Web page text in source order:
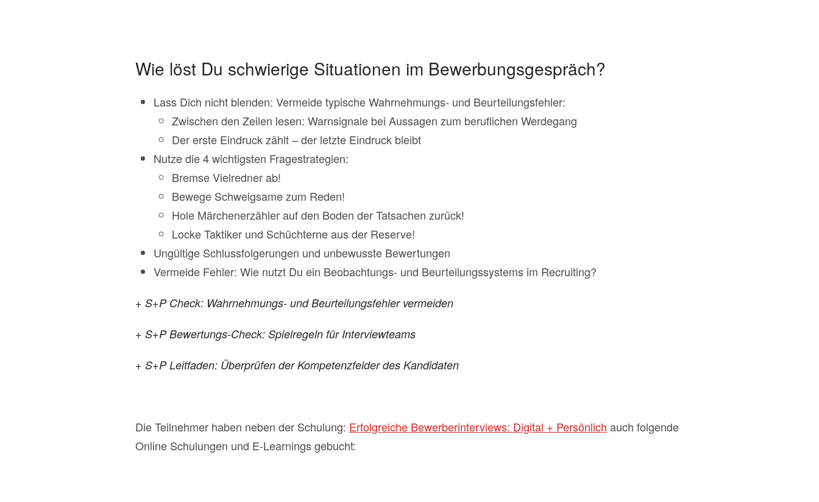
Wie löst Du schwierige Situationen im Bewerbungsgespräch?
Lass Dich nicht blenden: Vermeide typische Wahrnehmungs- und Beurteilungsfehler:
Zwischen den Zeilen lesen: Warnsignale bei Aussagen zum beruflichen Werdegang
Der erste Eindruck zählt – der letzte Eindruck bleibt
Nutze die 4 wichtigsten Fragestrategien:
Bremse Vielredner ab!
Bewege Schweigsame zum Reden!
Hole Märchenerzähler auf den Boden der Tatsachen zurück!
Locke Taktiker und Schüchterne aus der Reserve!
Ungültige Schlussfolgerungen und unbewusste Bewertungen
Vermeide Fehler: Wie nutzt Du ein Beobachtungs- und Beurteilungssystems im Recruiting?
+ S+P Check: Wahrnehmungs- und Beurteilungsfehler vermeiden
+ S+P Bewertungs-Check: Spielregeln für Interviewteams
+ S+P Leitfaden: Überprüfen der Kompetenzfelder des Kandidaten
Die Teilnehmer haben neben der Schulung: Erfolgreiche Bewerberinterviews: Digital + Persönlich auch folgende
Online Schulungen und E-Learnings gebucht: